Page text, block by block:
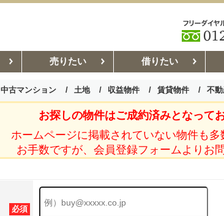
売りたい 借りたい
中古マンション 土地 収益物件 賃貸物件 不
お部屋探しコラム 賃貸管理コ
お探しの物件はご成約済みとなってお
ホームページに掲載されていない物件も多
お手数ですが、会員登録フォームよりお
必須